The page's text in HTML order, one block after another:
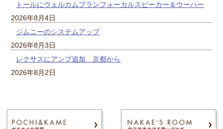
トールにウェルカムプランフォーカルスピーカー＆ウーハー
2026年8月4日
ジムニーのシステムアップ
2026年8月3日
レクサスにアンプ追加 京都から
2026年8月2日